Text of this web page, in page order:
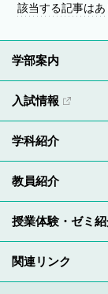
該当する記事は
学部案内
入試情報
学科紹介
教員紹介
授業体験・ゼミ
関連リンク